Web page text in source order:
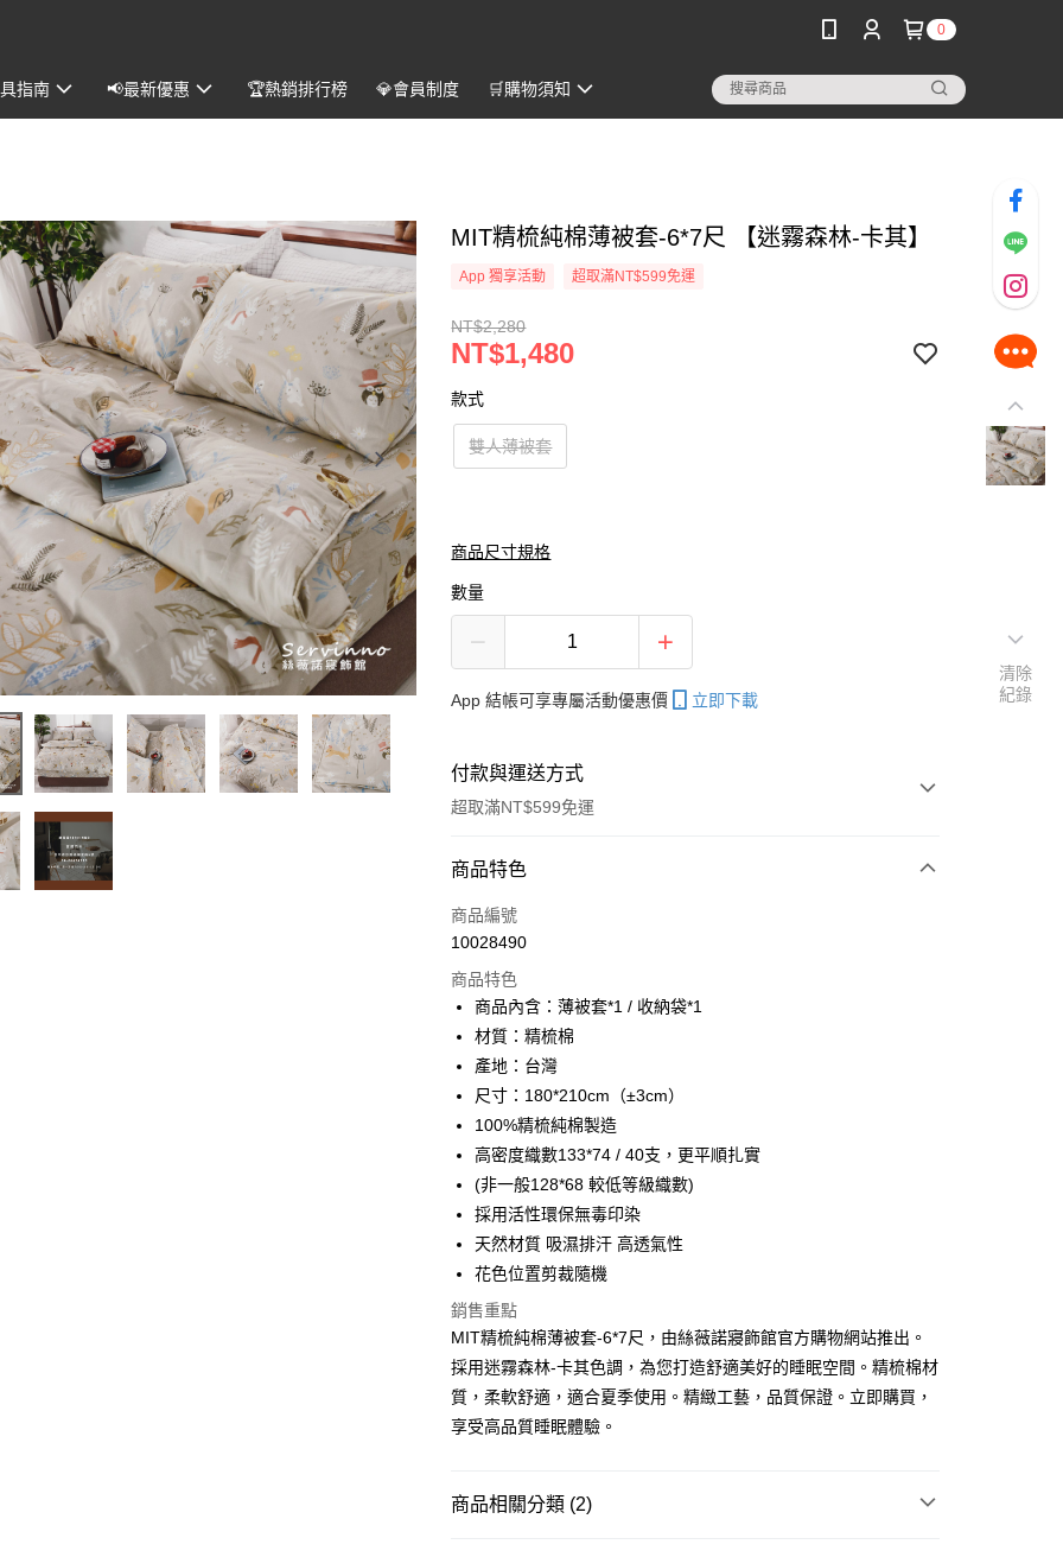
0
指南 📢最新優惠 🏆熱銷排行榜 💎會員制度 🛒購物須知
MIT精梳純棉薄被套-6*7尺 【迷霧森林-卡其】
App 獨享活動 超取滿NT$599免運
NT$2,280
NT$1,480
款式
雙人薄被套
商品尺寸規格
數量
App 結帳可享專屬活動優惠價 立即下載
付款與運送方式
超取滿NT$599免運
付款方式
信用卡一次付款
LINE Pay
Apple Pay
街口支付
悠遊付
全盈+PAY
ATM付款
全家取貨付款
每筆NT$60，滿NT$599(含以上)免運費
離島-全家取貨付款
付款後全家取貨
商品特色
商品編號
10028490
商品特色
商品內含：薄被套*1 / 收納袋*1
材質：精梳棉
產地：台灣
尺寸：180*210cm（±3cm）
100%精梳純棉製造
高密度織數133*74 / 40支，更平順扎實
(非一般128*68 較低等級織數)
採用活性環保無毒印染
天然材質 吸濕排汗 高透氣性
花色位置剪裁隨機
銷售重點
MIT精梳純棉薄被套-6*7尺，由絲薇諾寢飾館官方購物網站推出。
採用迷霧森林-卡其色調，為您打造舒適美好的睡眠空間。精梳棉材
質，柔軟舒適，適合夏季使用。精緻工藝，品質保證。立即購買，
享受高品質睡眠體驗。
商品相關分類 (2)
清除
紀錄